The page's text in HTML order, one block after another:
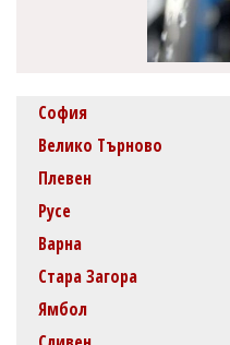
София
Велико Търново
Плевен
Русе
Варна
Стара Загора
Ямбол